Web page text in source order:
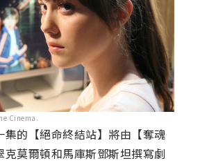
Cinema.
的【絕命終結站】將由【奪魂
克莫爾頓和馬庫斯鄧斯坦撰寫劇